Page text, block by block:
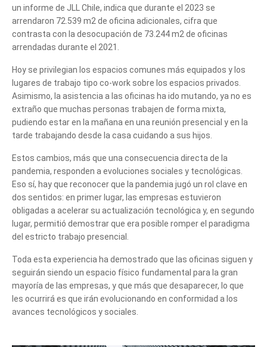
Cuéntanos, ¿Cómo
te podemos ayudar?
un informe de JLL Chile, indica que durante el 2023 se
arrendaron 72.539 m2 de oficina adicionales, cifra que
contrasta con la desocupación de 73.244 m2 de oficinas
arrendadas durante el 2021.
Hoy se privilegian los espacios comunes más equipados y los
lugares de trabajo tipo co-work sobre los espacios privados.
Asimismo, la asistencia a las oficinas ha ido mutando, ya no es
extraño que muchas personas trabajen de forma mixta,
pudiendo estar en la mañana en una reunión presencial y en la
tarde trabajando desde la casa cuidando a sus hijos.
Estos cambios, más que una consecuencia directa de la
pandemia, responden a evoluciones sociales y tecnológicas.
Eso sí, hay que reconocer que la pandemia jugó un rol clave en
dos sentidos: en primer lugar, las empresas estuvieron
obligadas a acelerar su actualización tecnológica y, en segundo
lugar, permitió demostrar que era posible romper el paradigma
del estricto trabajo presencial.
Toda esta experiencia ha demostrado que las oficinas siguen y
seguirán siendo un espacio físico fundamental para la gran
mayoría de las empresas, y que más que desaparecer, lo que
les ocurrirá es que irán evolucionando en conformidad a los
avances tecnológicos y sociales.